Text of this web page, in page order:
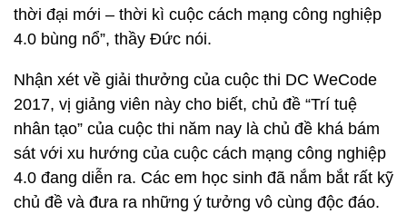
thời đại mới – thời kì cuộc cách mạng công nghiệp
4.0 bùng nổ”, thầy Đức nói.
Nhận xét về giải thưởng của cuộc thi DC WeCode
2017, vị giảng viên này cho biết, chủ đề “Trí tuệ
nhân tạo” của cuộc thi năm nay là chủ đề khá bám
sát với xu hướng của cuộc cách mạng công nghiệp
4.0 đang diễn ra. Các em học sinh đã nắm bắt rất kỹ
chủ đề và đưa ra những ý tưởng vô cùng độc đáo.